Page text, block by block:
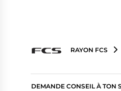
RAYON FCS
DEMANDE CONSEIL À TON